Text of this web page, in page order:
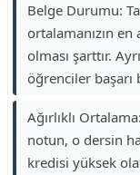
Belge Durumu:
ortalamanızın
olması şarttır.
öğrenciler başarı
Ağırlıklı
notun, o dersin
kredisi yüksek